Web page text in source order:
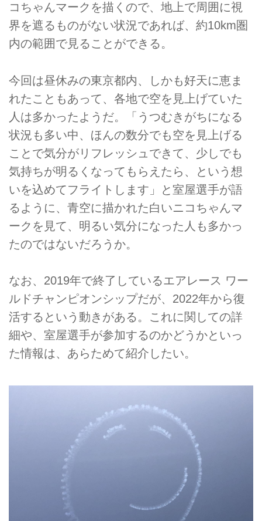
コちゃんマークを描くので、地上で周囲に視
界を遮るものがない状況であれば、約10km圏
内の範囲で見ることができる。
今回は昼休みの東京都内、しかも好天に恵ま
れたこともあって、各地で空を見上げていた
人は多かったようだ。「うつむきがちになる
状況も多い中、ほんの数分でも空を見上げる
ことで気分がリフレッシュできて、少しでも
気持ちが明るくなってもらえたら、という想
いを込めてフライトします」と室屋選手が語
るように、青空に描かれた白いニコちゃんマ
ークを見て、明るい気分になった人も多かっ
たのではないだろうか。
なお、2019年で終了しているエアレース ワー
ルドチャンピオンシップだが、2022年から復
活するという動きがある。これに関しての詳
細や、室屋選手が参加するのかどうかといっ
た情報は、あらためて紹介したい。